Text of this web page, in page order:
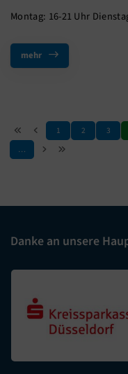
Montag: 16-21 Uhr
mehr
1 2 3
…
Danke an unsere